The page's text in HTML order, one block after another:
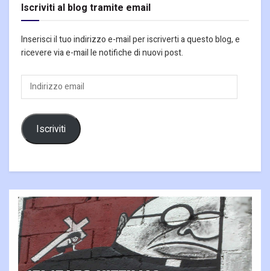
Iscriviti al blog tramite email
Inserisci il tuo indirizzo e-mail per iscriverti a questo blog, e
ricevere via e-mail le notifiche di nuovi post.
Indirizzo
email
Iscriviti